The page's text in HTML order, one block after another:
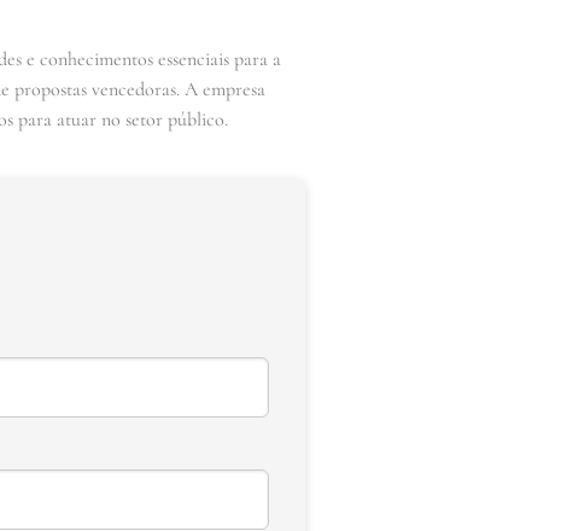
e conhecimentos essenciais para a
propostas vencedoras. A empresa
para atuar no setor público.